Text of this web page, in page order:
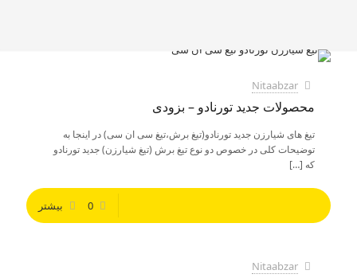
Nitaabzar
محصولات جدید تورنادو – بزودی
تیغ های شیارزن جدید تورنادو(تیغ برش،تیغ سی ان سی) در اینجا به
توضیحات کلی در خصوص دو نوع تیغ برش (تیغ شیارزن) جدید تورنادو
که […]
0 بیشتر
Nitaabzar